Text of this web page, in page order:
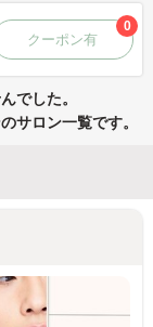
クーポン有
0
でした。
サロン一覧です。